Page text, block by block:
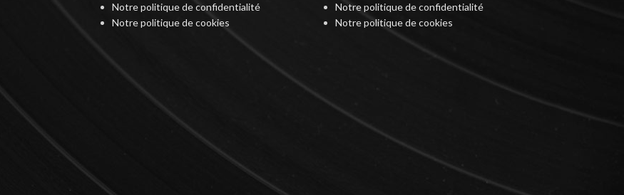
Notre politique de confidentialité
Notre politique de cookies
Notre politique de confidentialité
Notre politique de cookies